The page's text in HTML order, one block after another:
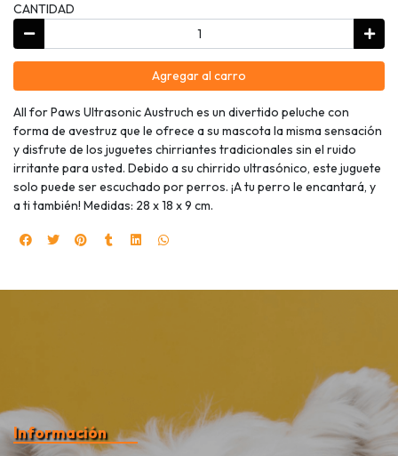
CANTIDAD
Agregar al carro
All for Paws Ultrasonic Austruch es un divertido peluche con
forma de avestruz que le ofrece a su mascota la misma sensación
y disfrute de los juguetes chirriantes tradicionales sin el ruido
irritante para usted. Debido a su chirrido ultrasónico, este juguete
solo puede ser escuchado por perros. ¡A tu perro le encantará, y
a ti también! Medidas: 28 x 18 x 9 cm.
Información